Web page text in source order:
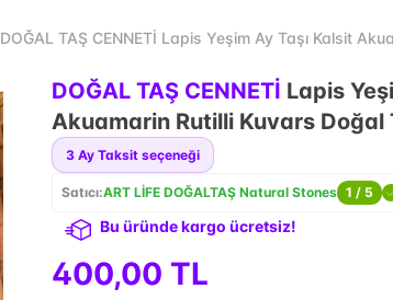
DOĞAL TAŞ CENNETİ Lapis Yeşim Ay Taşı Kalsit
DOĞAL TAŞ CENNETİ Lapis
Akuamarin Rutilli Kuvars Doğal
3 Ay Taksit seçeneği
Satıcı:ART LİFE DOĞALTAŞ Natural Stones 1 / 5
Bu üründe kargo ücretsiz!
400,00 TL